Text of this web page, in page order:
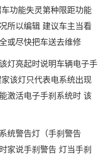
功能失灵第种限距功能
所以编辑 建议车主当看
或尽快把车送去维修
灯亮起时说明车辆电子手
该灯只代表电系统出现
激活电子手刹系统时 该
统警告灯（手刹警告
家说手刹警告 灯当手刹